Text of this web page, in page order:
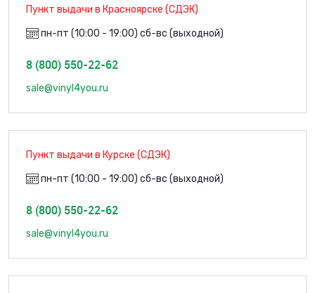
Пункт выдачи в Красноярске (СДЭК)
пн-пт (10:00 - 19:00) сб-вс (выходной)
8 (800) 550-22-62
sale@vinyl4you.ru
Пункт выдачи в Курске (СДЭК)
пн-пт (10:00 - 19:00) сб-вс (выходной)
8 (800) 550-22-62
sale@vinyl4you.ru